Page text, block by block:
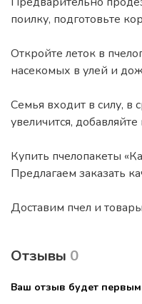
поилку, подготовьте
Откройте леток в
насекомых в улей и
Семья входит в силу, в
увеличится,
Купить пчелопакеты
Предлагаем заказать
Доставим пчел и
Отзывы 0
Ваш отзыв будет первым